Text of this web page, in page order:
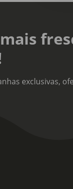
exclusivas,